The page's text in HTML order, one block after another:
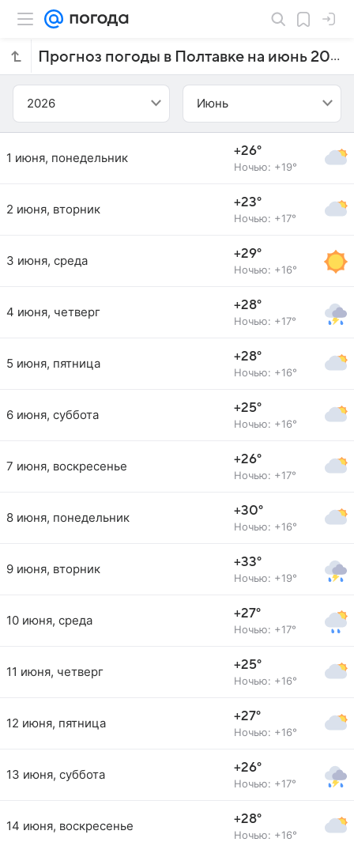
Прогноз погоды в Полтавке на июнь 2026 года
2026 Июнь
1 июня, понедельник +26°
Ночью: +19°
2 июня, вторник +23°
Ночью: +17°
3 июня, среда +29°
Ночью: +16°
4 июня, четверг +28°
Ночью: +17°
5 июня, пятница +28°
Ночью: +16°
6 июня, суббота +25°
Ночью: +16°
7 июня, воскресенье +26°
Ночью: +17°
8 июня, понедельник +30°
Ночью: +16°
9 июня, вторник +33°
Ночью: +19°
10 июня, среда +27°
Ночью: +17°
11 июня, четверг +25°
Ночью: +16°
12 июня, пятница +27°
Ночью: +16°
13 июня, суббота +26°
Ночью: +17°
14 июня, воскресенье +28°
Ночью: +16°